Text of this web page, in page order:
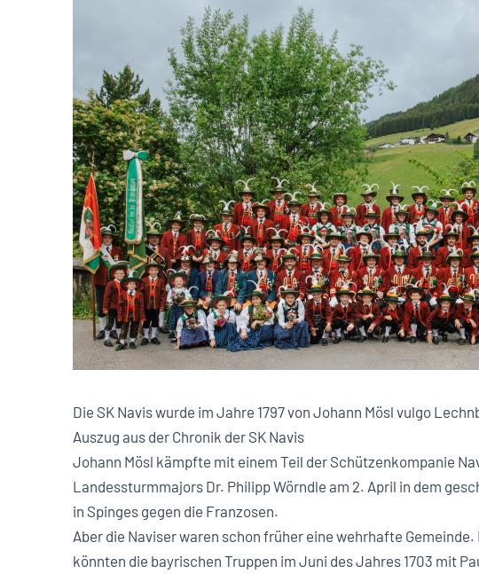
Die SK Navis wurde im Jahre 1797 von Johann Mösl vulgo
Auszug aus der Chronik der SK Navis
Johann Mösl kämpfte mit einem Teil der Schützenkompanie
Landessturmmajors Dr. Philipp Wörndle am 2. April in dem
in Spinges gegen die Franzosen.
Aber die Naviser waren schon früher eine wehrhafte
könnten die bayrischen Truppen im Juni des Jahres 1703 mit